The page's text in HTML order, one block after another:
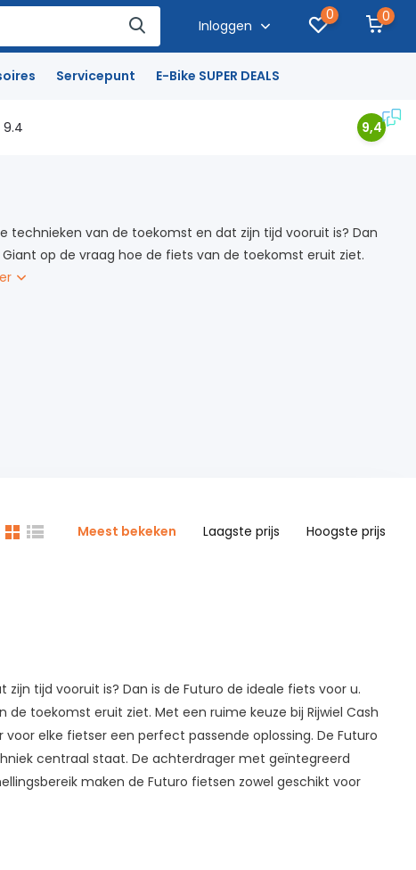
Inloggen
0 0
Servicepunt E-Bike SUPER DEALS
9.4 9,4
technieken van de toekomst en dat zijn tijd vooruit is? Dan
op de vraag hoe de fiets van de toekomst eruit ziet.
Meest bekeken Laagste prijs Hoogste prijs
tijd vooruit is? Dan is de Futuro de ideale fiets voor u.
toekomst eruit ziet. Met een ruime keuze bij Rijwiel Cash
elke fietser een perfect passende oplossing. De Futuro
centraal staat. De achterdrager met geïntegreerd
maken de Futuro fietsen zowel geschikt voor